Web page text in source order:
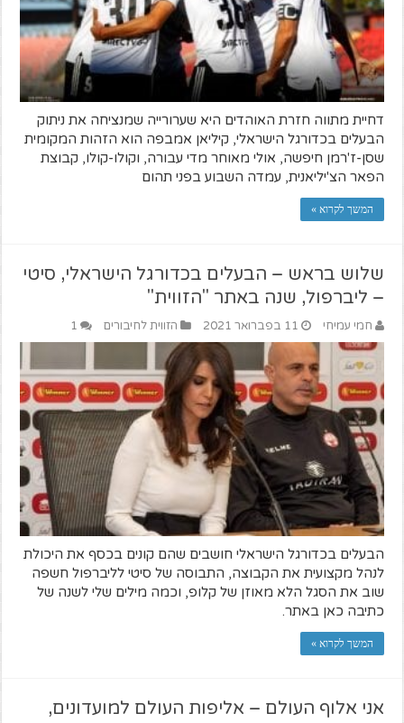
דחיית מתווה חזרת האוהדים היא שערורייה שמנציחה את ניתוק
הבעלים בכדורגל הישראלי, קיליאן אמבפה הוא הזהות המקומית
שסן-ז'רמן חיפשה, אולי מאוחר מדי עבורה, וקולו-קולו, קבוצת
הפאר הצ'יליאנית, עמדה השבוע בפני תהום
המשך לקרוא »
שלוש בראש – הבעלים בכדורגל הישראלי, סיטי
– ליברפול, שנה באתר "הזווית"
חמי עמיחי 11 בפברואר 2021 הזווית לחיבורים 1
הבעלים בכדורגל הישראלי חושבים שהם קונים בכסף את היכולת
לנהל מקצועית את הקבוצה, התבוסה של סיטי לליברפול חשפה
שוב את הסגל הלא מאוזן של קלופ, וכמה מילים שלי לשנה של
כתיבה כאן באתר.
המשך לקרוא »
אני אלוף העולם – אליפות העולם למועדונים,